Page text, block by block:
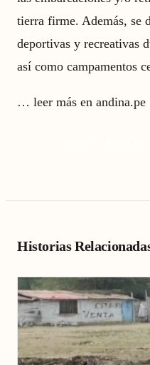
tierra firme. Además, se
deportivas y recreativas
así como campamentos
… leer más en andina.pe
Historias